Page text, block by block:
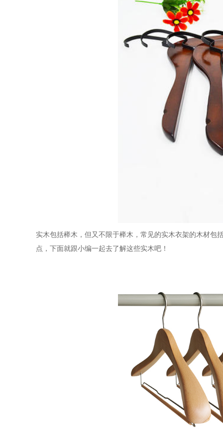
实木包括榉木，但又不限于榉木，常见的实木衣架的木材包
点，下面就跟小编一起去了解这些实木吧！